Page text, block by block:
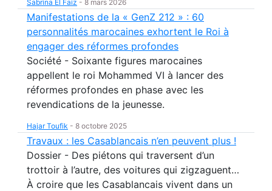
Sabrina El Faiz - 8 mars 2026
Manifestations de la « GenZ 212 » : 60
personnalités marocaines exhortent le Roi à
engager des réformes profondes
Société - Soixante figures marocaines
appellent le roi Mohammed VI à lancer des
réformes profondes en phase avec les
revendications de la jeunesse.
Hajar Toufik - 8 octobre 2025
Travaux : les Casablancais n’en peuvent plus !
Dossier - Des piétons qui traversent d’un
trottoir à l’autre, des voitures qui zigzaguent…
À croire que les Casablancais vivent dans un